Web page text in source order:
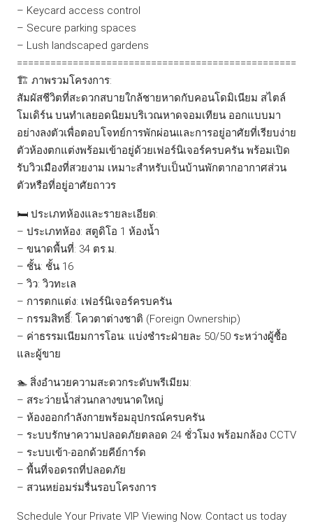
– Keycard access control
– Secure parking spaces
– Lush landscaped gardens
==================================================
🏗️ ภาพรวมโครงการ:
สัมผัสชีวิตที่สะดวกสบายใกล้ชายหาดกับคอนโดมิเนียม สไตล์
โมเดิร์น บนทำเลยอดนิยมบริเวณหาดจอมเทียน ออกแบบมา
อย่างลงตัวเพื่อตอบโจทย์การพักผ่อนและการอยู่อาศัยที่เรียบง่าย
ตัวห้องตกแต่งพร้อมเข้าอยู่ด้วยเฟอร์นิเจอร์ครบครัน พร้อมเปิด
รับวิวเมืองที่สวยงาม เหมาะสำหรับเป็นบ้านพักตากอากาศส่วน
ตัวหรือที่อยู่อาศัยถาวร
🛏️ ประเภทห้องและรายละเอียด:
– ประเภทห้อง: สตูดิโอ 1 ห้องน้ำ
– ขนาดพื้นที่: 34 ตร.ม.
– ชั้น: ชั้น 16
– วิว: วิวทะเล
– การตกแต่ง: เฟอร์นิเจอร์ครบครัน
– กรรมสิทธิ์: โควตาต่างชาติ (Foreign Ownership)
– ค่าธรรมเนียมการโอน: แบ่งชำระฝ่ายละ 50/50 ระหว่างผู้ซื้อ
และผู้ขาย
🏊 สิ่งอำนวยความสะดวกระดับพรีเมียม:
– สระว่ายน้ำส่วนกลางขนาดใหญ่
– ห้องออกกำลังกายพร้อมอุปกรณ์ครบครัน
– ระบบรักษาความปลอดภัยตลอด 24 ชั่วโมง พร้อมกล้อง CCTV
– ระบบเข้า-ออกด้วยคีย์การ์ด
– พื้นที่จอดรถที่ปลอดภัย
– สวนหย่อมร่มรื่นรอบโครงการ
Schedule Your Private VIP Viewing Now. Contact us today